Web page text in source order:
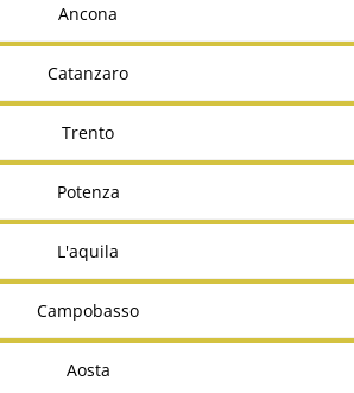
Ancona
Catanzaro
Trento
Potenza
L'aquila
Campobasso
Aosta